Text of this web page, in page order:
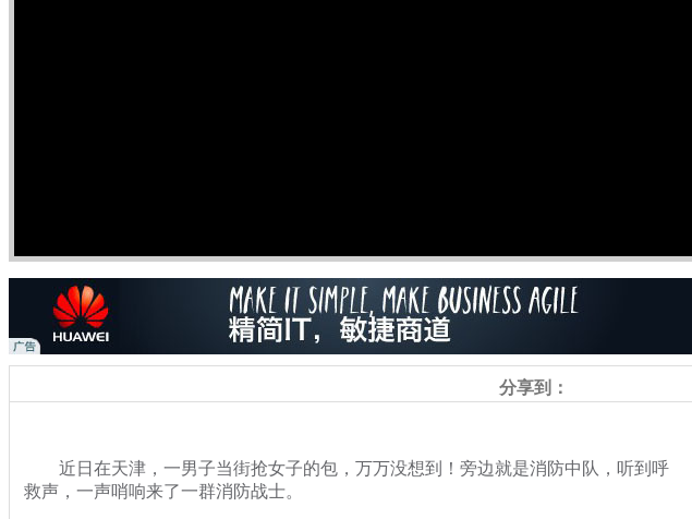
分享到：
近日在天津，一男子当街抢女子的包，万万没想到！旁边就是消防中队，听到呼
救声，一声哨响来了一群消防战士。